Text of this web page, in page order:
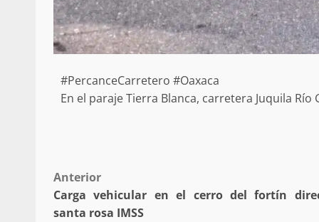
#PercanceCarretero #Oaxaca
En el paraje Tierra Blanca, carretera Juquila
Post
navigation
Anterior
Carga vehicular en el cerro del fortín
santa rosa IMSS
Se normaliza la circulación
altura del puente Templadera,
Tapanatepec
22 octubre 2024